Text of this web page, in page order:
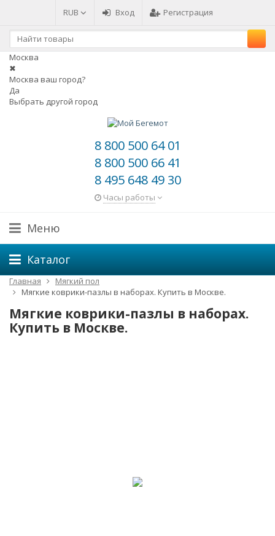
RUB Вход Регистрация
Москва
✖
Москва ваш город?
Да
Выбрать другой город
8 800 500 64 01
8 800 500 66 41
8 495 648 49 30
Часы работы
Меню
Каталог
Главная
Мягкий пол
Мягкие коврики-пазлы в наборах. Купить в Москве.
Мягкие коврики-пазлы в наборах.
Купить в Москве.